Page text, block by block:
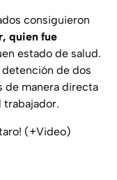
consiguieron
quien fue
estado de salud.
de dos
de manera directa
trabajador.
(+Video)